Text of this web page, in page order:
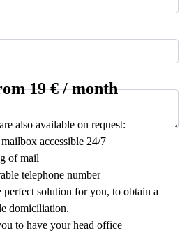
19 € / month
also available on request:
accessible 24/7
of mail
telephone number
perfect solution for you, to obtain a
domiciliation.
to have your head office